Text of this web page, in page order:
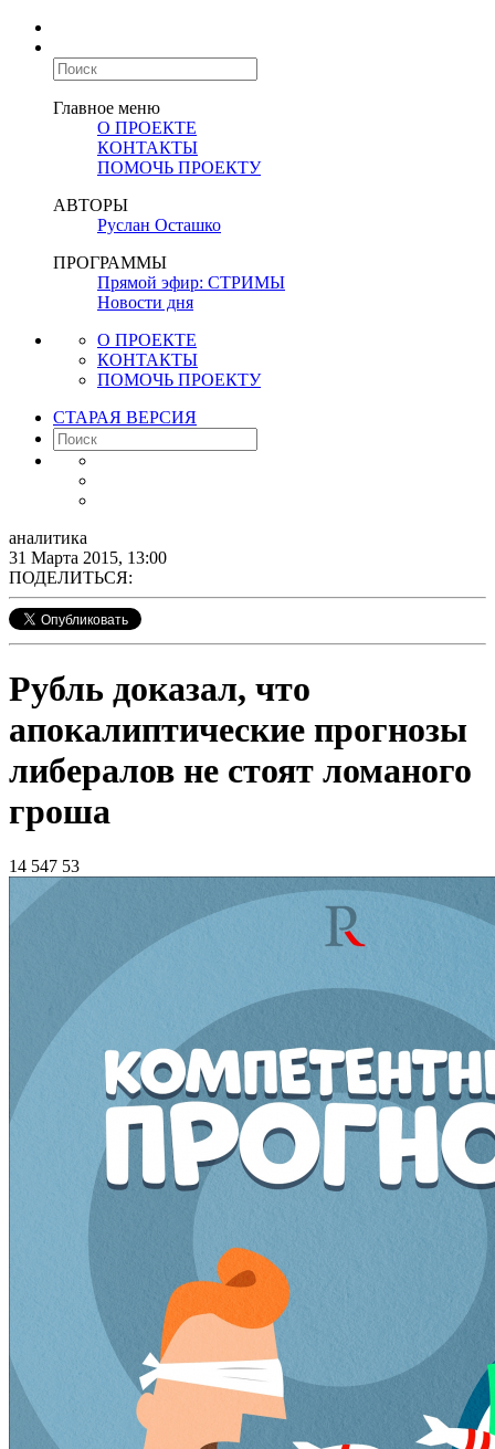
Главное меню
О ПРОЕКТЕ
КОНТАКТЫ
ПОМОЧЬ ПРОЕКТУ
АВТОРЫ
Руслан Осташко
ПРОГРАММЫ
Прямой эфир: СТРИМЫ
Новости дня
О ПРОЕКТЕ
КОНТАКТЫ
ПОМОЧЬ ПРОЕКТУ
СТАРАЯ ВЕРСИЯ
аналитика
31 Марта 2015, 13:00
ПОДЕЛИТЬСЯ:
Рубль доказал, что
апокалиптические прогнозы
либералов не стоят ломаного
гроша
14 547 53